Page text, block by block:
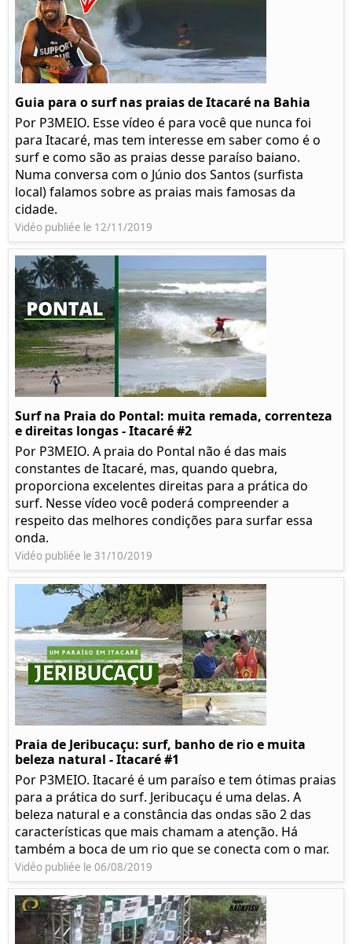
Guia para o surf nas praias de Itacaré na Bahia
Por P3MEIO. Esse vídeo é para você que nunca foi
para Itacaré, mas tem interesse em saber como é o
surf e como são as praias desse paraíso baiano.
Numa conversa com o Júnio dos Santos (surfista
local) falamos sobre as praias mais famosas da
cidade.
Vidéo publiée le 12/11/2019
Surf na Praia do Pontal: muita remada, correnteza
e direitas longas - Itacaré #2
Por P3MEIO. A praia do Pontal não é das mais
constantes de Itacaré, mas, quando quebra,
proporciona excelentes direitas para a prática do
surf. Nesse vídeo você poderá compreender a
respeito das melhores condições para surfar essa
onda.
Vidéo publiée le 31/10/2019
Praia de Jeribucaçu: surf, banho de rio e muita
beleza natural - Itacaré #1
Por P3MEIO. Itacaré é um paraíso e tem ótimas praias
para a prática do surf. Jeribucaçu é uma delas. A
beleza natural e a constância das ondas são 2 das
características que mais chamam a atenção. Há
também a boca de um rio que se conecta com o mar.
Vidéo publiée le 06/08/2019